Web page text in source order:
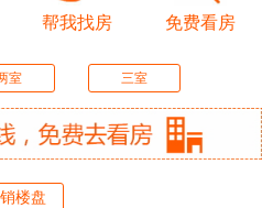
帮我找房 免费看房
室 三室
楼盘